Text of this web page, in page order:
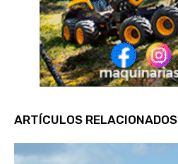
ARTÍCULOS RELACIONADOS